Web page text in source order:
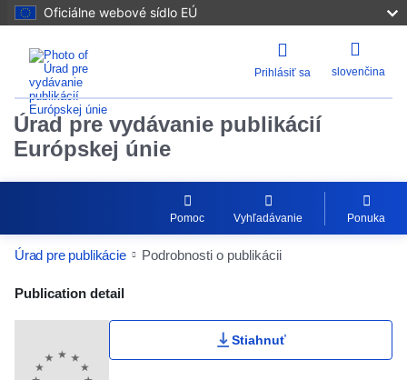
Oficiálne webové sídlo EÚ
Prihlásiť sa slovenčina
Úrad pre vydávanie publikácií
Európskej únie
Pomoc Vyhľadávanie Ponuka
Úrad pre publikácie Podrobnosti o publikácii
Publication Detail Actions Portlet
Publication detail
Stiahnuť